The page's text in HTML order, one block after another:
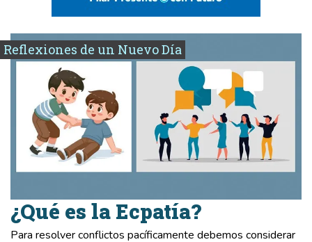
Reflexiones de un Nuevo Día
¿Qué es la Ecpatía?
Para resolver conflictos pacíficamente debemos considerar